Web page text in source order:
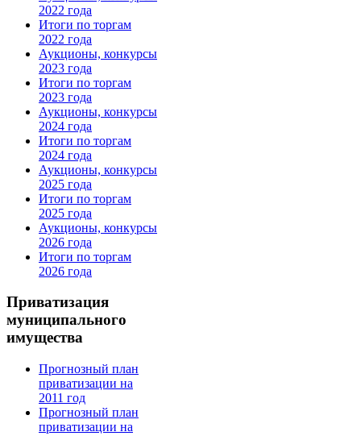
2022 года
Итоги по торгам
2022 года
Аукционы, конкурсы
2023 года
Итоги по торгам
2023 года
Аукционы, конкурсы
2024 года
Итоги по торгам
2024 года
Аукционы, конкурсы
2025 года
Итоги по торгам
2025 года
Аукционы, конкурсы
2026 года
Итоги по торгам
2026 года
Приватизация
муниципального
имущества
Прогнозный план
приватизации на
2011 год
Прогнозный план
приватизации на